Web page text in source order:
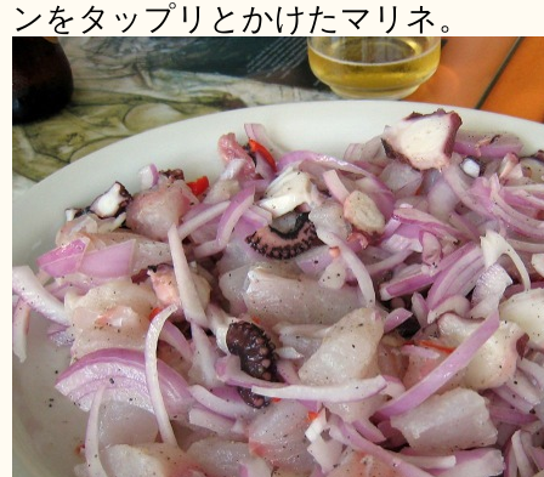
ンをタップリとかけたマリネ。